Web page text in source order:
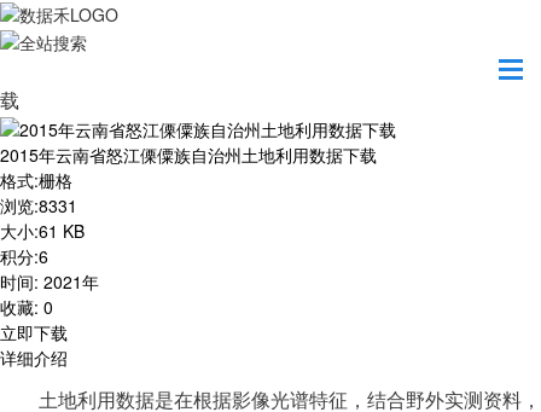
2015年云南省怒江傈僳族自治州土地利用数据下
载
2015年云南省怒江傈僳族自治州土地利用数据下载
格式:栅格
浏览:8331
大小:61 KB
积分:6
时间: 2021年
收藏: 0
立即下载
详细介绍
土地利用数据是在根据影像光谱特征，结合野外实测资料，